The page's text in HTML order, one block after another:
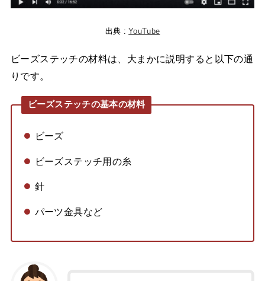
出典 :YouTube
ビーズステッチの材料は、大まかに説明すると以下の通
りです。
ビーズステッチの基本の材料
ビーズ
ビーズステッチ用の糸
針
パーツ金具など